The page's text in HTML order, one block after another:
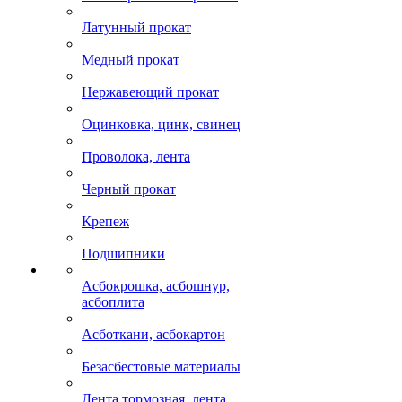
Латунный прокат
Медный прокат
Нержавеющий прокат
Оцинковка, цинк, свинец
Проволока, лента
Черный прокат
Крепеж
Подшипники
Асбокрошка, асбошнур,
асбоплита
Асботкани, асбокартон
Безасбестовые материалы
Лента тормозная, лента